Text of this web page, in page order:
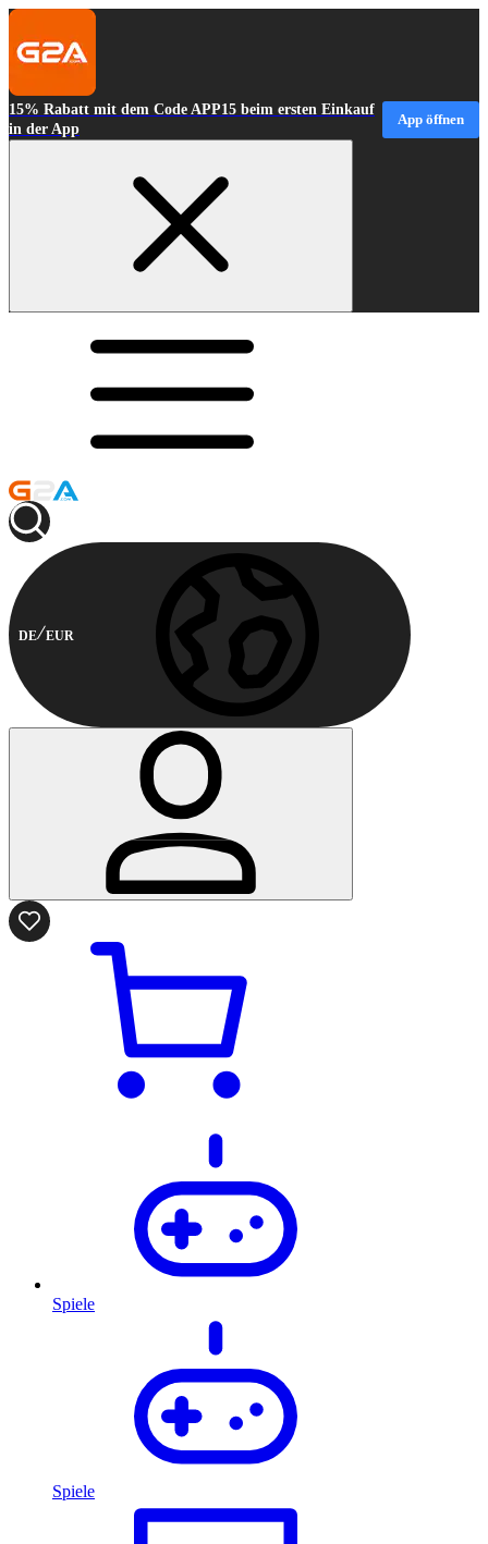
15% Rabatt mit dem Code APP15 beim ersten Einkauf
in der App
App öffnen
DE EUR
Spiele
Spiele